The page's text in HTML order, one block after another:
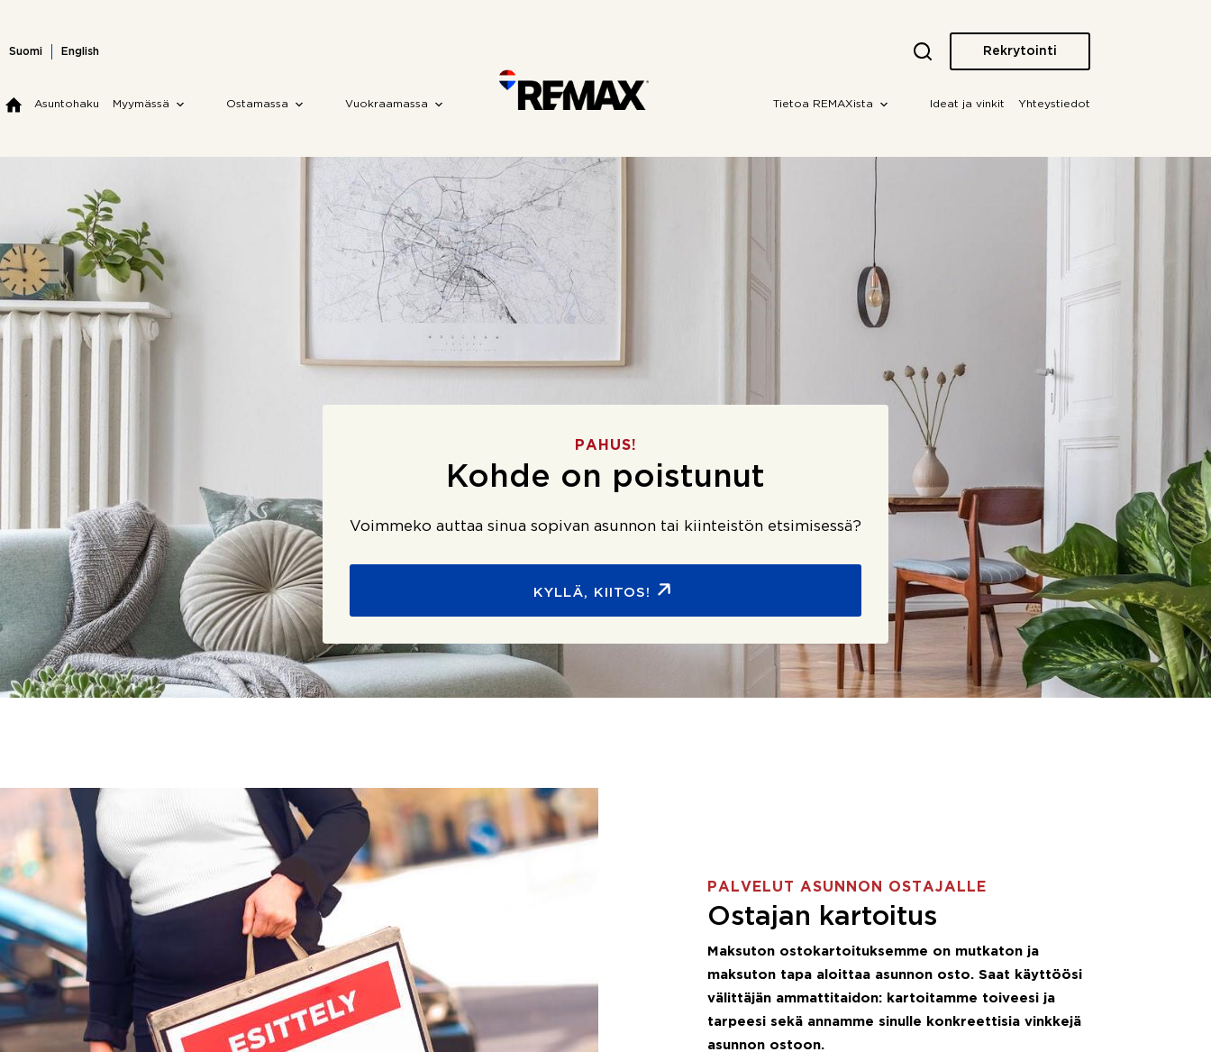
content
Suomi English Rekrytointi
Asuntohaku Myymässä Ostamassa Vuokraamassa Tietoa REMAXista Ideat ja vinkit Yhteystiedot
PAHUS!
Kohde on poistunut
Voimmeko auttaa sinua sopivan asunnon tai kiinteistön etsimisessä?
KYLLÄ, KIITOS!
PALVELUT ASUNNON OSTAJALLE
Ostajan kartoitus
Maksuton ostokartoituksemme on mutkaton ja
maksuton tapa aloittaa asunnon osto. Saat käyttöösi
välittäjän ammattitaidon: kartoitamme toiveesi ja
tarpeesi sekä annamme sinulle konkreettisia vinkkejä
asunnon ostoon.